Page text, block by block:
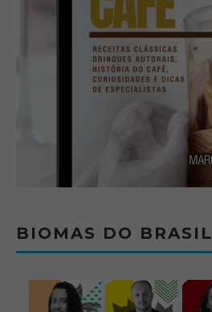
BIOMAS DO BRASIL